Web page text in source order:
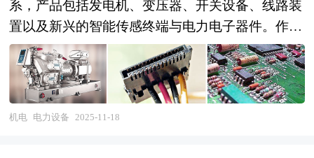
系，产品包括发电机、变压器、开关设备、线路装
置以及新兴的智能传感终端与电力电子器件。作为
保障电力系统安全充裕运行的物质基础，电力设备
不仅直接决定电能传输效率与供电可靠性，更是支
撑新能源消纳、智能电网建设与终端电气化的关键
载体。随着能源结构转型深化，电力设备已从传统
机电 电力设备 2025-11-18